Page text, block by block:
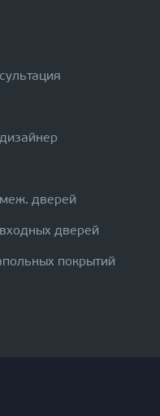
меж. дверей
дверей
покрытий